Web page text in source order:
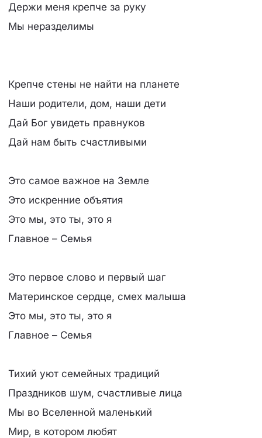
Держи меня крепче за руку
Мы неразделимы
Крепче стены не найти на планете
Наши родители, дом, наши дети
Дай Бог увидеть правнуков
Дай нам быть счастливыми
Это самое важное на Земле
Это искренние объятия
Это мы, это ты, это я
Главное – Семья
Это первое слово и первый шаг
Материнское сердце, смех малыша
Это мы, это ты, это я
Главное – Семья
Тихий уют семейных традиций
Праздников шум, счастливые лица
Мы во Вселенной маленький
Мир, в котором любят